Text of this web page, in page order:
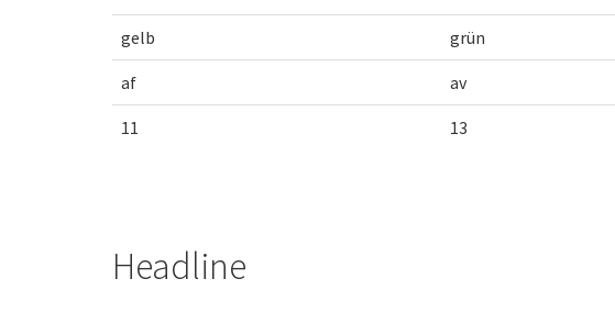
gelb grün
af av
11 13
Headline